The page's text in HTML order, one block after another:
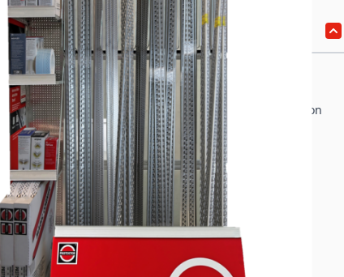
x 80 x 225 cm)
mit Steh- und Ablagefächern für die Präsentation